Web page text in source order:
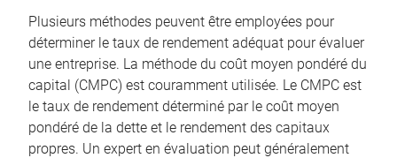
Plusieurs méthodes peuvent être employées pour
déterminer le taux de rendement adéquat pour évaluer
une entreprise. La méthode du coût moyen pondéré du
capital (CMPC) est couramment utilisée. Le CMPC est
le taux de rendement déterminé par le coût moyen
pondéré de la dette et le rendement des capitaux
propres. Un expert en évaluation peut généralement